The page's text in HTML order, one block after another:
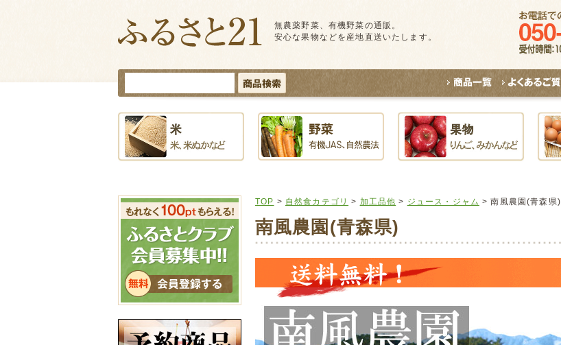
無農薬野菜、有機野菜の通販。
安心な果物などを産地直送いたします。
TOP > 自然食カテゴリ > 加工品他 > ジュース・ジャム > 南風農園(青森県)
南風農園(青森県)